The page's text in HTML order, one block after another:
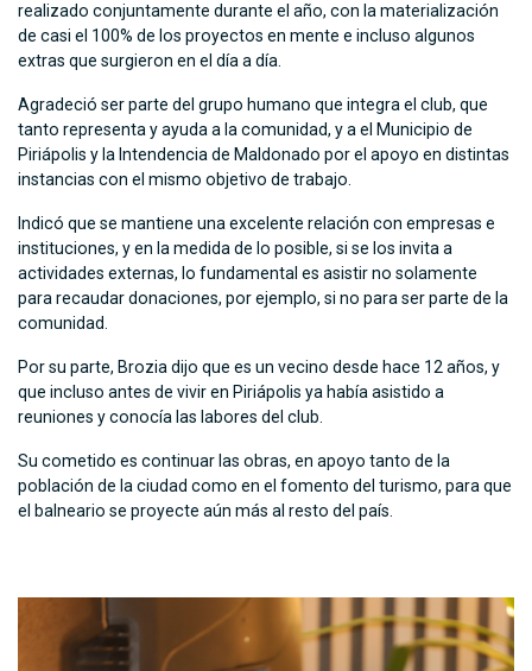
realizado conjuntamente durante el año, con la materialización
de casi el 100% de los proyectos en mente e incluso algunos
extras que surgieron en el día a día.
Agradeció ser parte del grupo humano que integra el club, que
tanto representa y ayuda a la comunidad, y a el Municipio de
Piriápolis y la Intendencia de Maldonado por el apoyo en distintas
instancias con el mismo objetivo de trabajo.
Indicó que se mantiene una excelente relación con empresas e
instituciones, y en la medida de lo posible, si se los invita a
actividades externas, lo fundamental es asistir no solamente
para recaudar donaciones, por ejemplo, si no para ser parte de la
comunidad.
Por su parte, Brozia dijo que es un vecino desde hace 12 años, y
que incluso antes de vivir en Piriápolis ya había asistido a
reuniones y conocía las labores del club.
Su cometido es continuar las obras, en apoyo tanto de la
población de la ciudad como en el fomento del turismo, para que
el balneario se proyecte aún más al resto del país.